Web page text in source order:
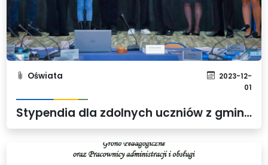
Oświata
2023-12-
01
Stypendia dla zdolnych uczniów z gminy Dobra